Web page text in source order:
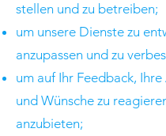
stellen und zu betreiben;
um unsere Dienste zu
anzupassen und zu
um auf Ihr Feedback,
und Wünsche zu
anzubieten;